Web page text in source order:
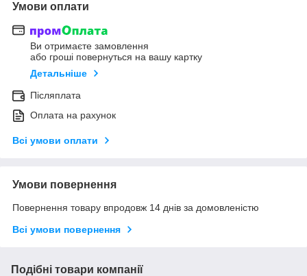
Умови оплати
Ви отримаєте замовлення
або гроші повернуться на вашу картку
Детальніше
Післяплата
Оплата на рахунок
Всі умови оплати
Умови повернення
Повернення товару впродовж 14 днів за домовленістю
Всі умови повернення
Подібні товари компанії